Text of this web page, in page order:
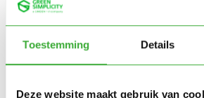
Toestemming Details
Deze website maakt gebruik van